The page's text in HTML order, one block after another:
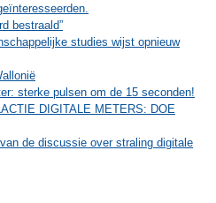
bestraald”
studies wijst opnieuw
sterke pulsen om de 15 seconden!
DIGITALE METERS: DOE
de discussie over straling digitale